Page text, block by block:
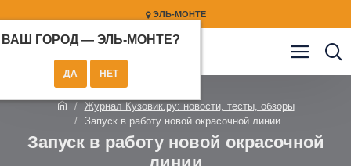
ЭЛЬ-МОНТЕ
ВАШ ГОРОД — ЭЛЬ-МОНТЕ?
Журнал Кузовик.ру: новости, тесты, обзоры
Запуск в работу новой окрасочной линии
Запуск в работу новой окрасочной